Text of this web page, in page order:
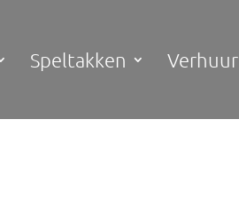
Speltakken Verhuur